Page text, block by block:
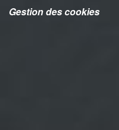
Gestion des cookies